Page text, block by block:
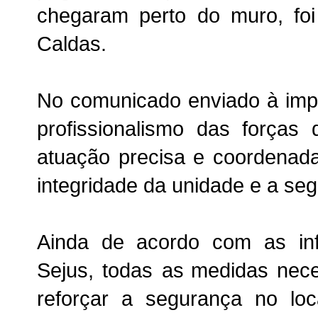
chegaram perto do muro,
Caldas.
No comunicado enviado à
profissionalismo das forças
atuação precisa e
integridade da unidade e a
Ainda de acordo com as
Sejus, todas as medidas
reforçar a segurança no